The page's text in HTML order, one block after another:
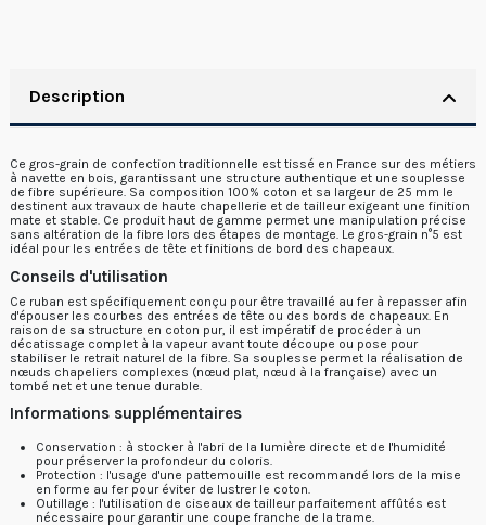
Description
Ce gros-grain de confection traditionnelle est tissé en France sur des métiers
à navette en bois, garantissant une structure authentique et une souplesse
de fibre supérieure. Sa composition 100% coton et sa largeur de 25 mm le
destinent aux travaux de haute chapellerie et de tailleur exigeant une finition
mate et stable. Ce produit haut de gamme permet une manipulation précise
sans altération de la fibre lors des étapes de montage. Le gros-grain n°5 est
idéal pour les entrées de tête et finitions de bord des chapeaux.
Conseils d'utilisation
Ce ruban est spécifiquement conçu pour être travaillé au fer à repasser afin
d'épouser les courbes des entrées de tête ou des bords de chapeaux. En
raison de sa structure en coton pur, il est impératif de procéder à un
décatissage complet à la vapeur avant toute découpe ou pose pour
stabiliser le retrait naturel de la fibre. Sa souplesse permet la réalisation de
nœuds chapeliers complexes (nœud plat, nœud à la française) avec un
tombé net et une tenue durable.
Informations supplémentaires
Conservation : à stocker à l'abri de la lumière directe et de l'humidité
pour préserver la profondeur du coloris.
Protection : l'usage d'une pattemouille est recommandé lors de la mise
en forme au fer pour éviter de lustrer le coton.
Outillage : l'utilisation de ciseaux de tailleur parfaitement affûtés est
nécessaire pour garantir une coupe franche de la trame.